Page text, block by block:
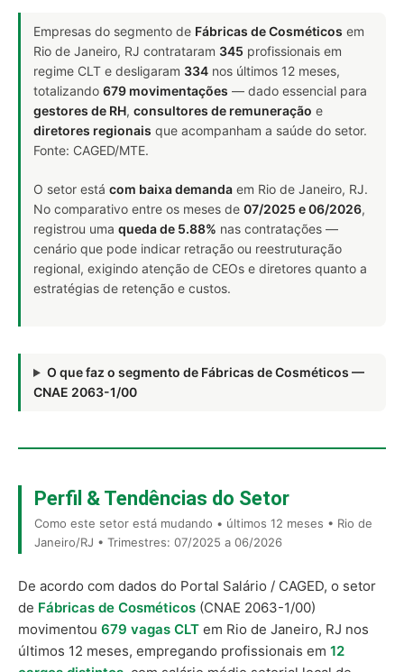
Empresas do segmento de Fábricas de Cosméticos em
Rio de Janeiro, RJ contrataram 345 profissionais em
regime CLT e desligaram 334 nos últimos 12 meses,
totalizando 679 movimentações — dado essencial para
gestores de RH, consultores de remuneração e
diretores regionais que acompanham a saúde do setor.
Fonte: CAGED/MTE.
O setor está com baixa demanda em Rio de Janeiro, RJ.
No comparativo entre os meses de 07/2025 e 06/2026,
registrou uma queda de 5.88% nas contratações —
cenário que pode indicar retração ou reestruturação
regional, exigindo atenção de CEOs e diretores quanto a
estratégias de retenção e custos.
O que faz o segmento de Fábricas de Cosméticos —
CNAE 2063-1/00
Perfil & Tendências do Setor
Como este setor está mudando • últimos 12 meses • Rio de
Janeiro/RJ • Trimestres: 07/2025 a 06/2026
De acordo com dados do Portal Salário / CAGED, o setor
de Fábricas de Cosméticos (CNAE 2063-1/00)
movimentou 679 vagas CLT em Rio de Janeiro, RJ nos
últimos 12 meses, empregando profissionais em 12